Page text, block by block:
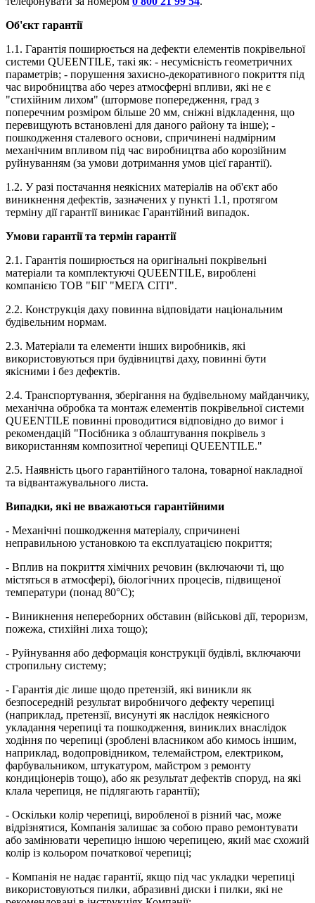
Об'єкт гарантії
1.1. Гарантія поширюється на дефекти елементів покрівельної
системи QUEENTILE, такі як: - несумісність геометричних
параметрів; - порушення захисно-декоративного покриття під
час виробництва або через атмосферні впливи, які не є
"стихійним лихом" (штормове попередження, град з
поперечним розміром більше 20 мм, сніжні відкладення, що
перевищують встановлені для даного району та інше); -
пошкодження сталевого основи, спричинені надмірним
механічним впливом під час виробництва або корозійним
руйнуванням (за умови дотримання умов цієї гарантії).
1.2. У разі постачання неякісних матеріалів на об'єкт або
виникнення дефектів, зазначених у пункті 1.1, протягом
терміну дії гарантії виникає Гарантійний випадок.
Умови гарантії та термін гарантії
2.1. Гарантія поширюється на оригінальні покрівельні
матеріали та комплектуючі QUEENTILE, вироблені
компанією ТОВ "БІГ "МЕГА СІТІ".
2.2. Конструкція даху повинна відповідати національним
будівельним нормам.
2.3. Матеріали та елементи інших виробників, які
використовуються при будівництві даху, повинні бути
якісними і без дефектів.
2.4. Транспортування, зберігання на будівельному майданчику,
механічна обробка та монтаж елементів покрівельної системи
QUEENTILE повинні проводитися відповідно до вимог і
рекомендацій "Посібника з облаштування покрівель з
використанням композитної черепиці QUEENTILE."
2.5. Наявність цього гарантійного талона, товарної накладної
та відвантажувального листа.
Випадки, які не вважаються гарантійними
- Механічні пошкодження матеріалу, спричинені
неправильною установкою та експлуатацією покриття;
- Вплив на покриття хімічних речовин (включаючи ті, що
містяться в атмосфері), біологічних процесів, підвищеної
температури (понад 80°С);
- Виникнення непереборних обставин (військові дії, тероризм,
пожежа, стихійні лиха тощо);
- Руйнування або деформація конструкції будівлі, включаючи
стропильну систему;
- Гарантія діє лише щодо претензій, які виникли як
безпосередній результат виробничого дефекту черепиці
(наприклад, претензії, висунуті як наслідок неякісного
укладання черепиці та пошкодження, виниклих внаслідок
ходіння по черепиці (зроблені власником або кимось іншим,
наприклад, водопровідником, телемайстром, електриком,
фарбувальником, штукатуром, майстром з ремонту
кондиціонерів тощо), або як результат дефектів споруд, на які
клала черепиця, не підлягають гарантії);
- Оскільки колір черепиці, виробленої в різний час, може
відрізнятися, Компанія залишає за собою право ремонтувати
або замінювати черепицю іншою черепицею, який має схожий
колір із кольором початкової черепиці;
- Компанія не надає гарантії, якщо під час укладки черепиці
використовуються пилки, абразивні диски і пилки, які не